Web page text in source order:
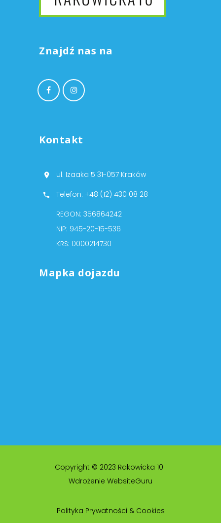
Znajdź nas na
Kontakt
ul. Izaaka 5 31-057 Kraków
Telefon: +48 (12) 430 08 28
REGON: 356864242
NIP: 945-20-15-536
KRS: 0000214730
Mapka dojazdu
Copyright © 2023 Rakowicka 10 |
Wdrożenie WebsiteGuru
Polityka Prywatności & Cookies